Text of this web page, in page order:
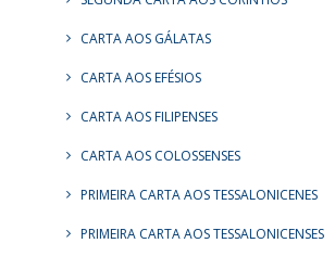
CARTA AOS GÁLATAS
CARTA AOS EFÉSIOS
CARTA AOS FILIPENSES
CARTA AOS COLOSSENSES
PRIMEIRA CARTA AOS TESSALONICENES
PRIMEIRA CARTA AOS TESSALONICENSES